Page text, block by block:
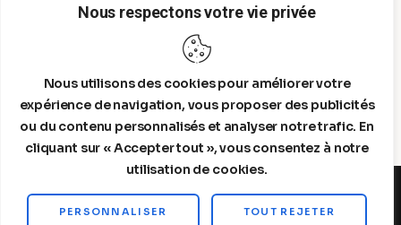
Nous respectons votre vie privée
Nous utilisons des cookies pour améliorer votre
expérience de navigation, vous proposer des publicités
ou du contenu personnalisés et analyser notre trafic. En
cliquant sur « Accepter tout », vous consentez à notre
utilisation de cookies.
PERSONNALISER TOUT REJETER